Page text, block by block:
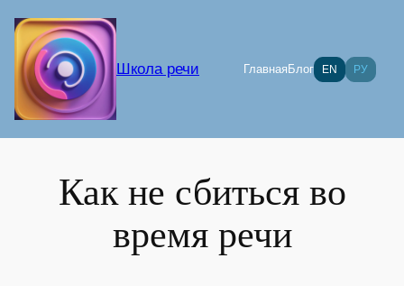
содержимому
Школа речи ГлавнаяБлог EN РУ
Как не сбиться во
время речи